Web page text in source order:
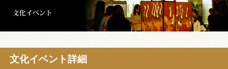
文化イベント詳細